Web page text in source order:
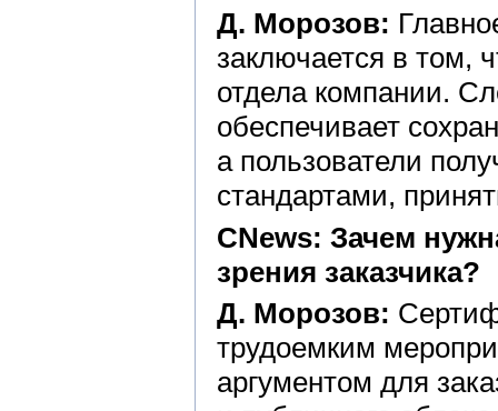
Д. Морозов:
заключается в том,
отдела компании.
обеспечивает
а пользователи
стандартами,
CNews: Зачем
зрения заказчика?
Д. Морозов:
трудоемким
аргументом для